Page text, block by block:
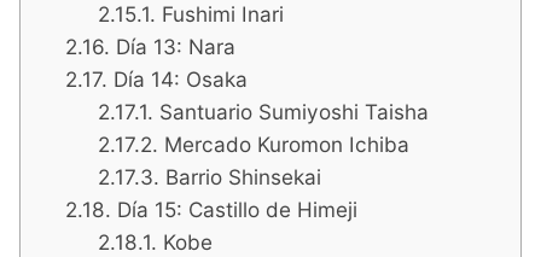
Fushimi Inari
Día 13: Nara
Día 14: Osaka
Santuario Sumiyoshi Taisha
Mercado Kuromon Ichiba
Barrio Shinsekai
Día 15: Castillo de Himeji
Kobe